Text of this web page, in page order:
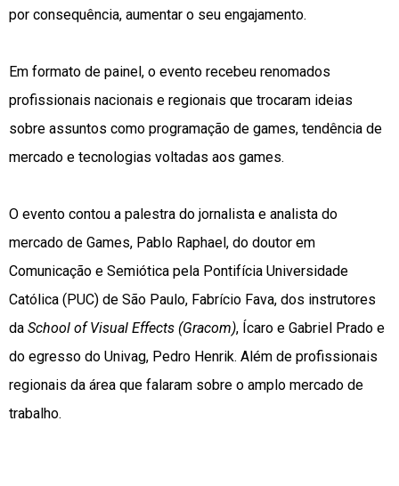
por consequência, aumentar o seu engajamento.
Em formato de painel, o evento recebeu renomados
profissionais nacionais e regionais que trocaram ideias
sobre assuntos como programação de games, tendência de
mercado e tecnologias voltadas aos games.
O evento contou a palestra do jornalista e analista do
mercado de Games, Pablo Raphael, do doutor em
Comunicação e Semiótica pela Pontifícia Universidade
Católica (PUC) de São Paulo, Fabrício Fava, dos instrutores
da School of Visual Effects (Gracom), Ícaro e Gabriel Prado e
do egresso do Univag, Pedro Henrik. Além de profissionais
regionais da área que falaram sobre o amplo mercado de
trabalho.